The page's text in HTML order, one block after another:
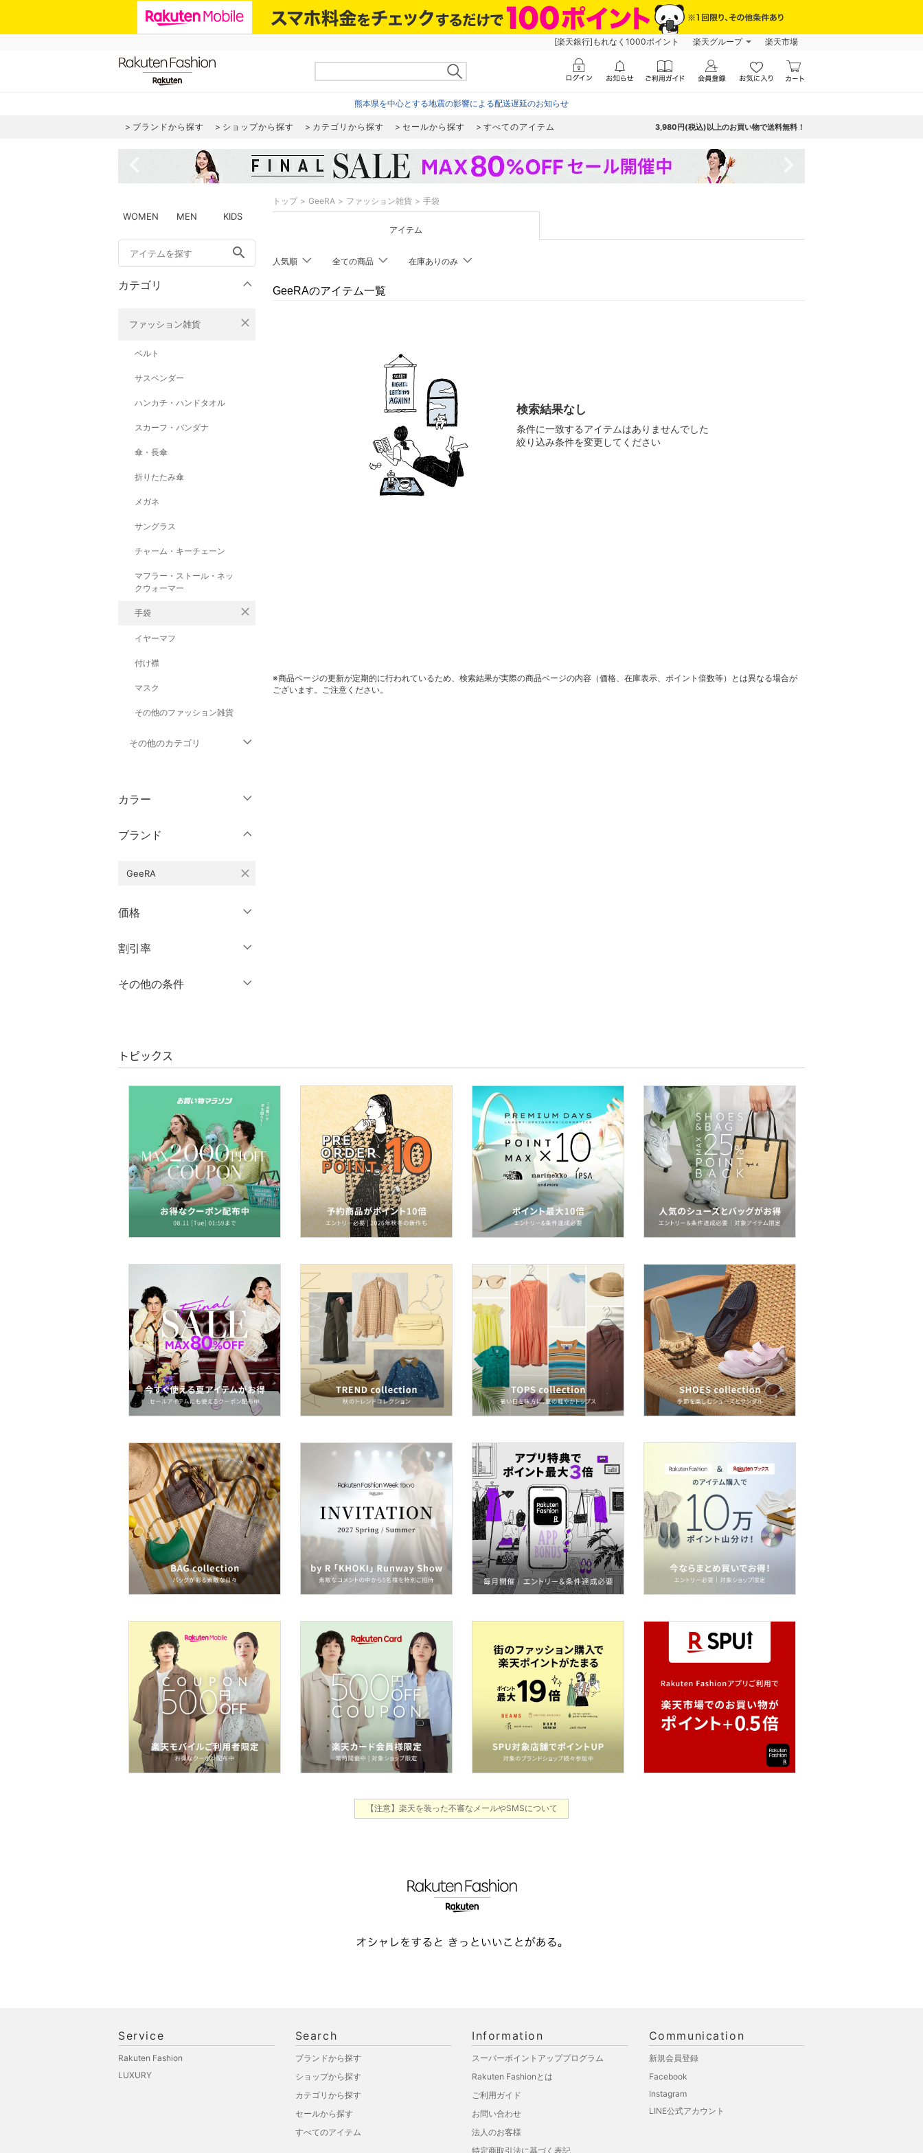
[楽天銀行]もれなく1000ポイント 楽天グループ 楽天市場
熊本県を中心とする地震の影響による配送遅延のお知らせ
ブランドから探す ショップから探す カテゴリから探す セールから探す すべてのアイテム 3,980円(税込)以上のお買い物で送料無料！
WOMEN MEN KIDS
search
カテゴリ
ファッション雑貨 close
ベルト
サスペンダー
ハンカチ・ハンドタオル
スカーフ・バンダナ
傘・長傘
折りたたみ傘
メガネ
サングラス
チャーム・キーチェーン
マフラー・ストール・ネッ
クウォーマー
手袋 close
イヤーマフ
付け襟
マスク
その他のファッション雑貨
その他のカテゴリ
パンツ
ワンピース・ドレス
スカート
ーオール
バッグ
アクセサリー・腕時計
財布・ポーチ・ケース
帽子
ヘアアクセサリー
マタニティウェア・ベビ
スーツ・フォーマル
水着・スイムグッズ
着物・浴衣・和装小物
スキンケア
ベースメイク
メイクアップ
ネイル
ボディケア・オーラルケ
ア
ヘアケア
フレグランス
メイク道具・美容器具
コフレ・キット・セット
食器・調理器具・キッチ
ン用品
インテリア・生活雑貨
スマホグッズ・オーディ
カラー
クリア
ブランド
GeeRA close
価格
絞り込み
割引率
％OFF～ ％OFF
その他の条件
クリア 絞り込み
トップ GeeRA ファッション雑貨 手袋
アイテム
人気順 全ての商品 在庫ありのみ
GeeRAのアイテム一覧
検索結果なし
条件に一致するアイテムはありませんでした
絞り込み条件を変更してください
※商品ページの更新が定期的に行われているため、検索結果が実際の商品ページの内容（価格、在庫表示、ポイント倍数等）とは異なる場合が
ございます。ご注意ください。
トピックス
【注意】楽天を装った不審なメールやSMSについて
Service
Rakuten Fashion
LUXURY
Search
ブランドから探す
ショップから探す
カテゴリから探す
セールから探す
すべてのアイテム
Information
スーパーポイントアッププログラム
Rakuten Fashionとは
ご利用ガイド
お問い合わせ
法人のお客様
特定商取引法に基づく表記
Communication
新規会員登録
Facebook
Instagram
LINE公式アカウント